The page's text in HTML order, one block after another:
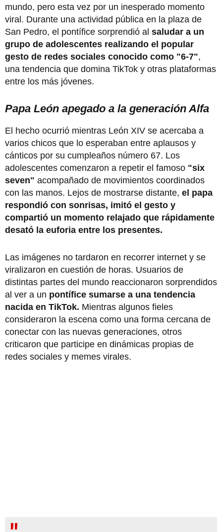
mundo, pero esta vez por un inesperado momento
viral. Durante una actividad pública en la plaza de
San Pedro, el pontífice sorprendió al saludar a un
grupo de adolescentes realizando el popular
gesto de redes sociales conocido como "6-7",
una tendencia que domina TikTok y otras plataformas
entre los más jóvenes.
Papa León apegado a la generación Alfa
El hecho ocurrió mientras León XIV se acercaba a
varios chicos que lo esperaban entre aplausos y
cánticos por su cumpleaños número 67. Los
adolescentes comenzaron a repetir el famoso "six
seven" acompañado de movimientos coordinados
con las manos. Lejos de mostrarse distante, el papa
respondió con sonrisas, imitó el gesto y
compartió un momento relajado que rápidamente
desató la euforia entre los presentes.
Las imágenes no tardaron en recorrer internet y se
viralizaron en cuestión de horas. Usuarios de
distintas partes del mundo reaccionaron sorprendidos
al ver a un pontífice sumarse a una tendencia
nacida en TikTok. Mientras algunos fieles
consideraron la escena como una forma cercana de
conectar con las nuevas generaciones, otros
criticaron que participe en dinámicas propias de
redes sociales y memes virales.